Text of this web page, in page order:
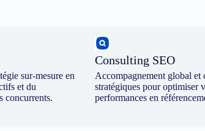
sur-mesure en
et du
concurrents.
Consulting SEO
Accompagnement global et
stratégiques pour optimiser
performances en